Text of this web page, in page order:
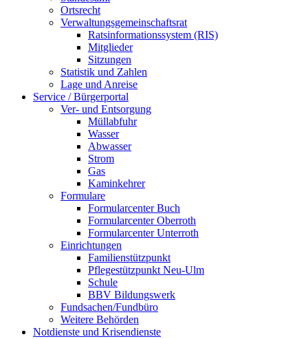
Ortsrecht
Verwaltungsgemeinschaftsrat
Ratsinformationssystem (RIS)
Mitglieder
Sitzungen
Statistik und Zahlen
Lage und Anreise
Service / Bürgerportal
Ver- und Entsorgung
Müllabfuhr
Wasser
Abwasser
Strom
Gas
Kaminkehrer
Formulare
Formularcenter Buch
Formularcenter Oberroth
Formularcenter Unterroth
Einrichtungen
Familienstützpunkt
Pflegestützpunkt Neu-Ulm
Schule
BBV Bildungswerk
Fundsachen/Fundbüro
Weitere Behörden
Notdienste und Krisendienste